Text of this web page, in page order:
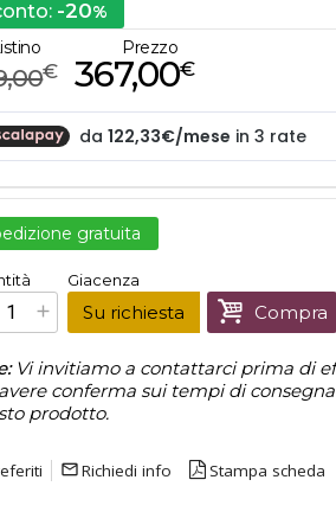
-20%
€
Prezzo
€
367,00
gratuita
Prezzo finale:€367,00
Giacenza
Su richiesta Compra
Vi invitiamo a contattarci prima di
conferma sui tempi di
prodotto.
mail_outline Richiedi info Stampa scheda